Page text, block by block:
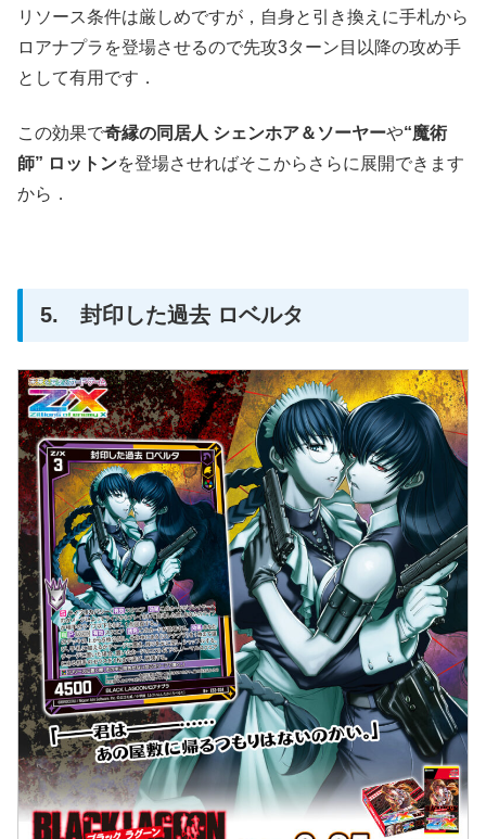
リソース条件は厳しめですが，自身と引き換えに手札から
ロアナプラを登場させるので先攻3ターン目以降の攻め手
として有用です．
この効果で奇縁の同居人 シェンホア＆ソーヤーや“魔術
師” ロットンを登場させればそこからさらに展開できます
から．
5. 封印した過去 ロベルタ